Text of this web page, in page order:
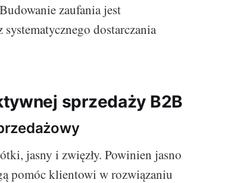
zaufania jest
dostarczania
sprzedaży B2B
jasny i zwięzły. Powinien jasno
pomóc klientowi w rozwiązaniu